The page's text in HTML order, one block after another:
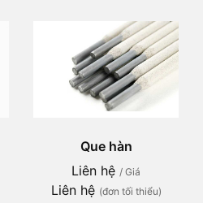
Que hàn
Liên hệ / Giá
Liên hệ (đơn tối thiểu)